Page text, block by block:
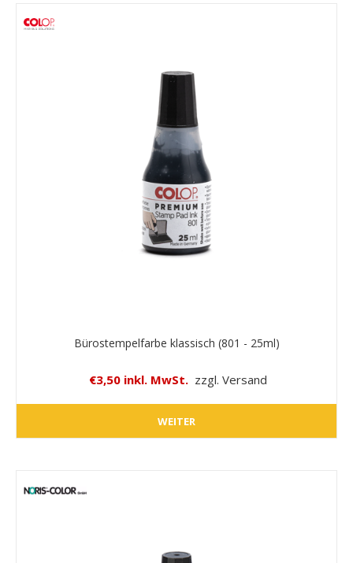
Bürostempelfarbe klassisch (801 - 25ml)
€3,50 inkl. MwSt. zzgl. Versand
WEITER